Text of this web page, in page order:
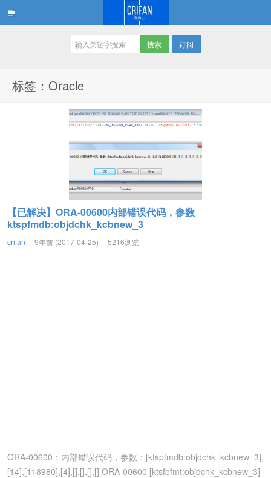
订阅
标签：Oracle
【已解决】ORA-00600内部错误代码，参数
ktspfmdb:objdchk_kcbnew_3
crifan 9年前 (2017-04-25) 5216浏览
ORA-00600：内部错误代码，参数：[ktspfmdb:objdchk_kcbnew_3],
[14],[118980],[4],[],[],[],[] ORA-00600 [ktsfbfmt:objdchk_kcbnew_3]